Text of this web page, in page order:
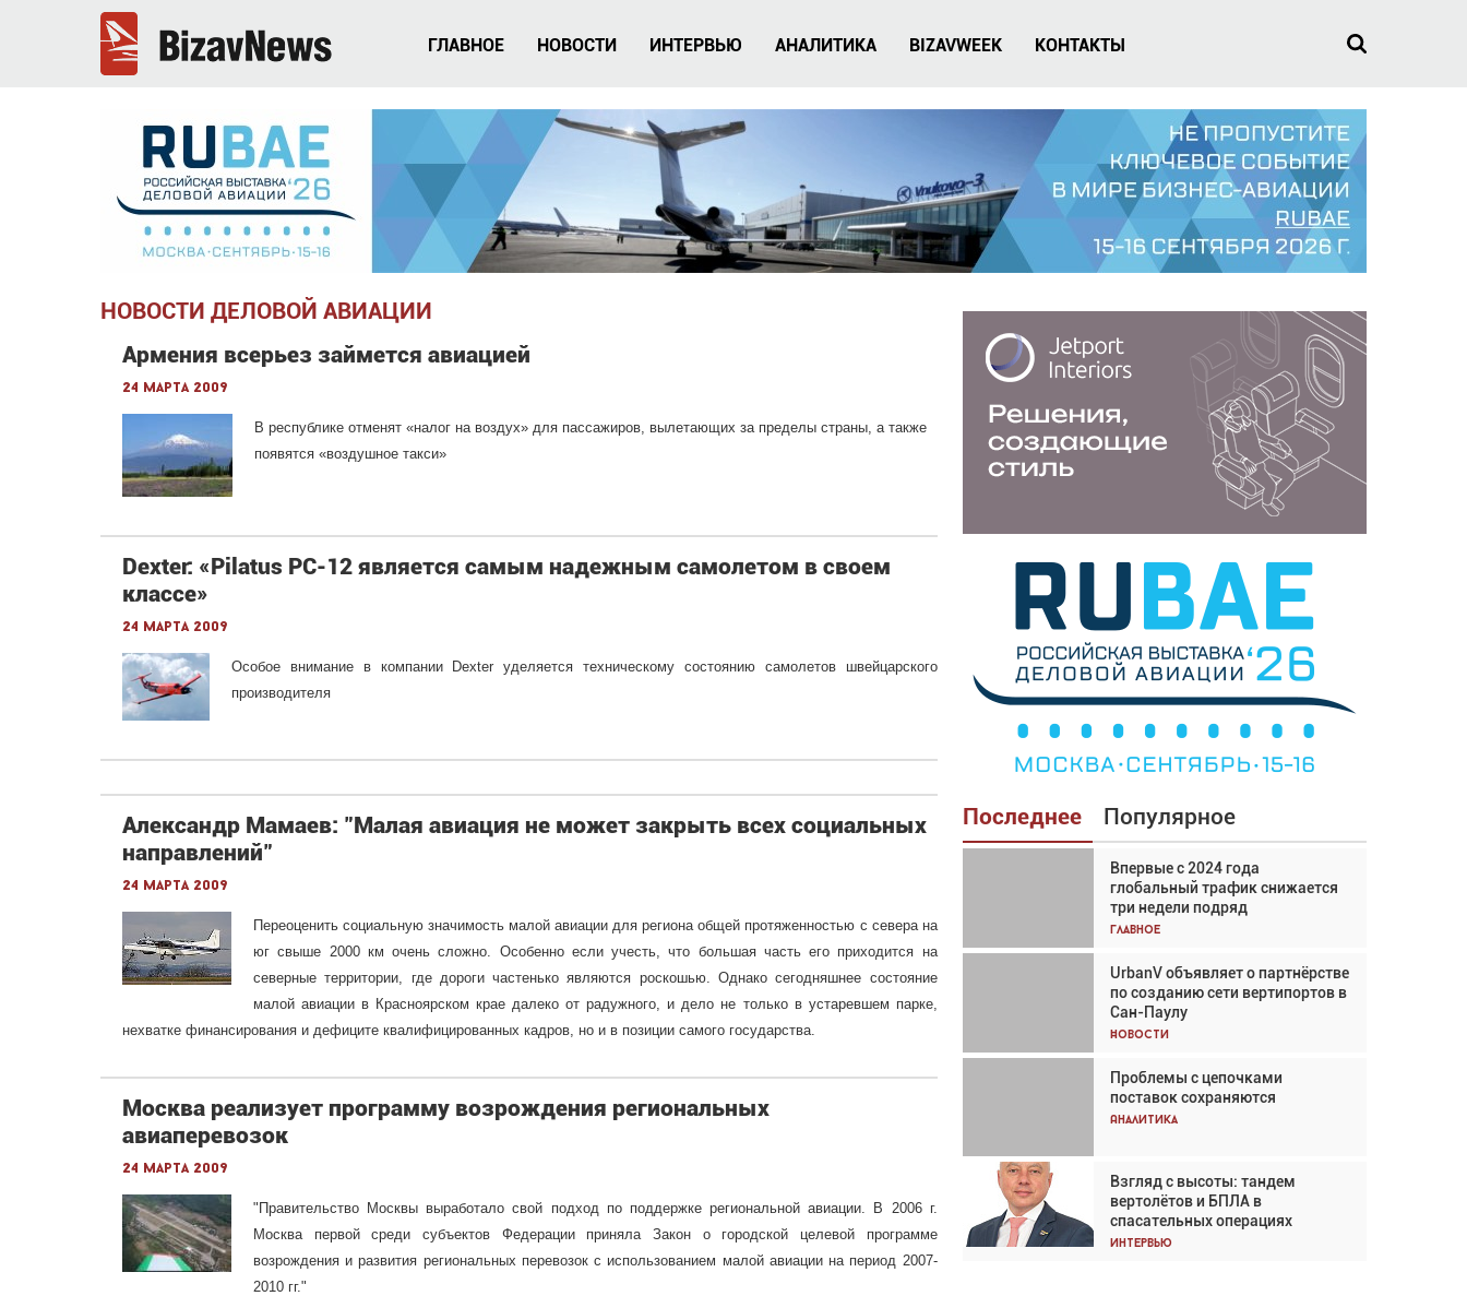
ГЛАВНОЕ НОВОСТИ ИНТЕРВЬЮ АНАЛИТИКА BIZAVWEEK КОНТАКТЫ
НОВОСТИ ДЕЛОВОЙ АВИАЦИИ
Армения всерьез займется авиацией
24 марта 2009
В республике отменят «налог на воздух» для пассажиров, вылетающих за пределы страны, а также
появятся «воздушное такси»
Dexter: «Pilatus PC-12 является самым надежным самолетом в своем
классе»
24 марта 2009
Особое внимание в компании Dexter уделяется техническому состоянию самолетов швейцарского
производителя
Александр Мамаев: "Малая авиация не может закрыть всех социальных
направлений"
24 марта 2009
Переоценить социальную значимость малой авиации для региона общей протяженностью с севера на
юг свыше 2000 км очень сложно. Особенно если учесть, что большая часть его приходится на
северные территории, где дороги частенько являются роскошью. Однако сегодняшнее состояние
малой авиации в Красноярском крае далеко от радужного, и дело не только в устаревшем парке,
нехватке финансирования и дефиците квалифицированных кадров, но и в позиции самого государства.
Москва реализует программу возрождения региональных
авиаперевозок
24 марта 2009
"Правительство Москвы выработало свой подход по поддержке региональной авиации. В 2006 г.
Москва первой среди субъектов Федерации приняла Закон о городской целевой программе
возрождения и развития региональных перевозок с использованием малой авиации на период 2007-
2010 гг."
Последнее Популярное
Впервые с 2024 года
глобальный трафик снижается
три недели подряд
Главное
UrbanV объявляет о партнёрстве
по созданию сети вертипортов в
Сан-Паулу
Новости
Проблемы с цепочками
поставок сохраняются
Аналитика
Взгляд с высоты: тандем
вертолётов и БПЛА в
спасательных операциях
Интервью
Взгляд с высоты: тандем
вертолётов и БПЛА в
спасательных операциях
Главное
Авиационный фотограф Дэйв
Кох: «Фотография говорит сама
за себя... а ИИ всё портит»
Новости
Впервые с 2024 года
глобальный трафик снижается
три недели подряд
Частный самолёт – это актив.
Подходите к покупке
соответствующим образом
Интервью